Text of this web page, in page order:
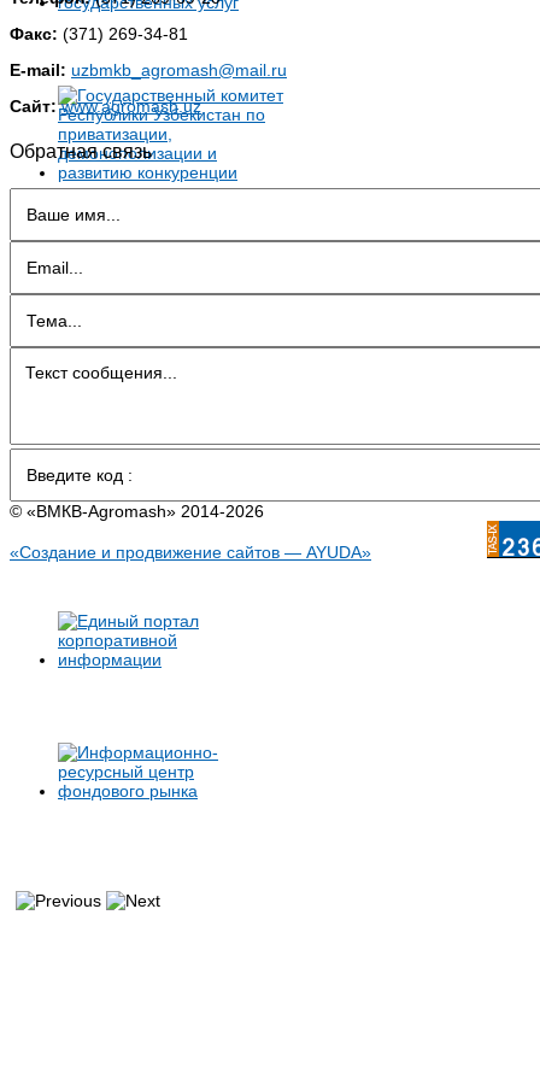
Факс: (371) 269-34-81
E-mail: uzbmkb_agromash@mail.ru
Сайт: www.agromash.uz
Обратная связь
© «BMКB-Аgromash» 2014-2026
«Создание и продвижение сайтов — AYUDA»